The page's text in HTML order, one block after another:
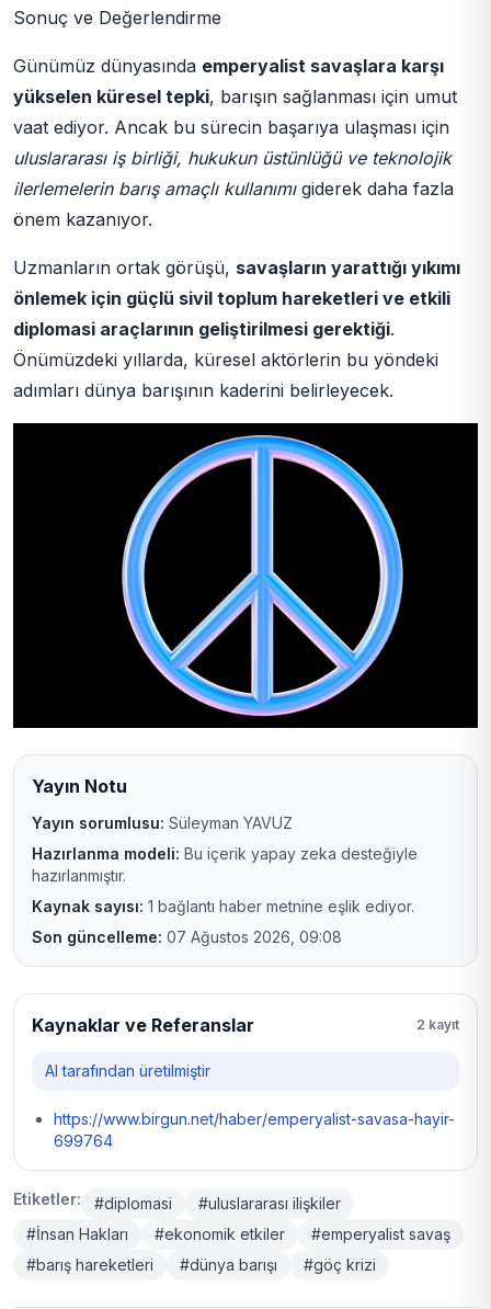
Sonuç ve Değerlendirme
Günümüz dünyasında emperyalist savaşlara karşı
yükselen küresel tepki, barışın sağlanması için umut
vaat ediyor. Ancak bu sürecin başarıya ulaşması için
uluslararası iş birliği, hukukun üstünlüğü ve teknolojik
ilerlemelerin barış amaçlı kullanımıgiderek daha fazla
önem kazanıyor.
Uzmanların ortak görüşü, savaşların yarattığı yıkımı
önlemek için güçlü sivil toplum hareketleri ve etkili
diplomasi araçlarının geliştirilmesi gerektiği.
Önümüzdeki yıllarda, küresel aktörlerin bu yöndeki
adımları dünya barışının kaderini belirleyecek.
Yayın Notu
Yayın sorumlusu: Süleyman YAVUZ
Hazırlanma modeli: Bu içerik yapay zeka desteğiyle
hazırlanmıştır.
Kaynak sayısı: 1 bağlantı haber metnine eşlik ediyor.
Son güncelleme: 07 Ağustos 2026, 09:08
Kaynaklar ve Referanslar 2 kayıt
AI tarafından üretilmiştir
https://www.birgun.net/haber/emperyalist-savasa-hayir-
699764
Etiketler: #diplomasi
#uluslararası ilişkiler
#İnsan Hakları
#ekonomik etkiler
#emperyalist savaş
#barış hareketleri
#dünya barışı #göç krizi